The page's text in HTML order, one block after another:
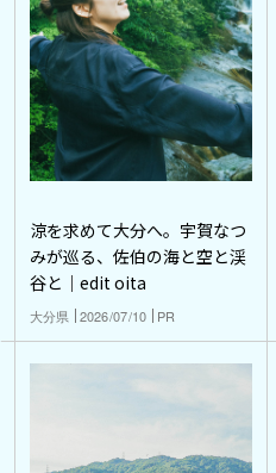
涼を求めて大分へ。宇賀なつ
みが巡る、佐伯の海と空と渓
谷と｜edit oita
大分県 2026/07/10 PR